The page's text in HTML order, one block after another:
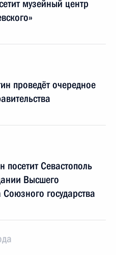
музейный центр
проведёт очередное
Севастополь
Высшего
Союзного государства